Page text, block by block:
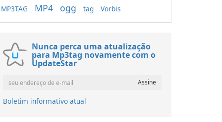
MP3TAG MP4 ogg tag Vorbis
Nunca perca uma atualização
para Mp3tag novamente com o
UpdateStar
Boletim informativo atual